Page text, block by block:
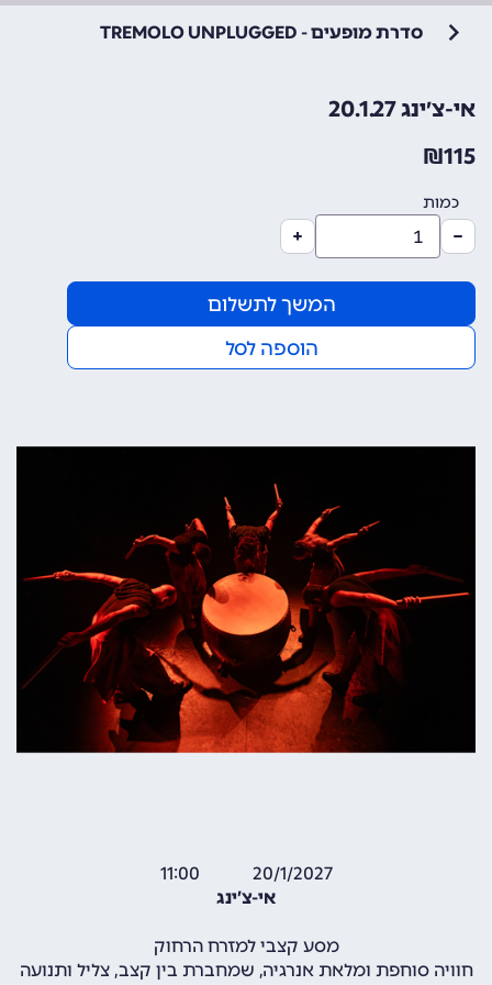
סדרת מופעים - TREMOLO UNPLUGGED
אי-צ׳ינג 20.1.27
115
₪
כמות
המשך לתשלום
הוספה לסל
20/1/2027 11:00
אי-צ’ינג
מסע קצבי למזרח הרחוק
חוויה סוחפת ומלאת אנרגיה, שמחברת בין קצב, צליל ותנועה